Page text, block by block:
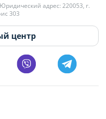
в будние дни с 9:00 до
8:00 до 20:00.
адрес: 220053, г.
303
центр